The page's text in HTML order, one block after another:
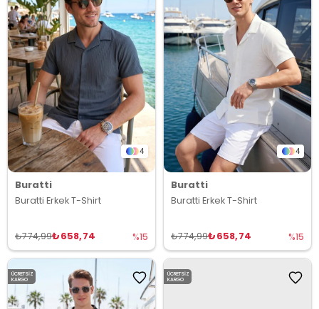
4
Buratti
Buratti Erkek T-Shirt
₺658,74
₺774,99 %15
4
Buratti
Buratti Erkek T-Shirt
₺658,74
₺774,99 %15
ÜCRETSIZ
KARGO
ÜCRETSIZ
KARGO